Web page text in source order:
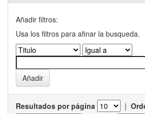
Añadir filtros:
Usa los filtros para afinar la busqueda.
Resultados por página |